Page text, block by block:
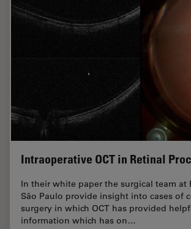
Intraoperative OCT in Retinal
In their white paper the surgical team at
São Paulo provide insight into cases of
surgery in which OCT has provided
information which has on…